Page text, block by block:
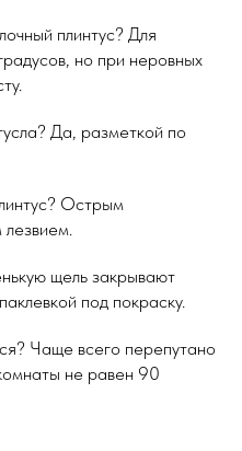
плинтус? Для
но при неровных
Да, разметкой по
Острым
щель закрывают
под покраску.
Чаще всего перепутано
не равен 90